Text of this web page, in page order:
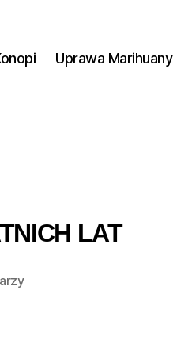
Uprawa Marihuany
LAT
do